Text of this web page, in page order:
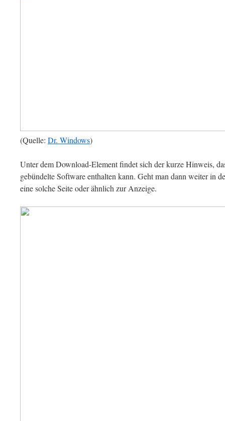
(Quelle: Dr. Windows)
Unter dem Download-Element findet sich der kurze Hinweis,
gebündelte Software enthalten kann. Geht man dann weiter in
eine solche Seite oder ähnlich zur Anzeige.